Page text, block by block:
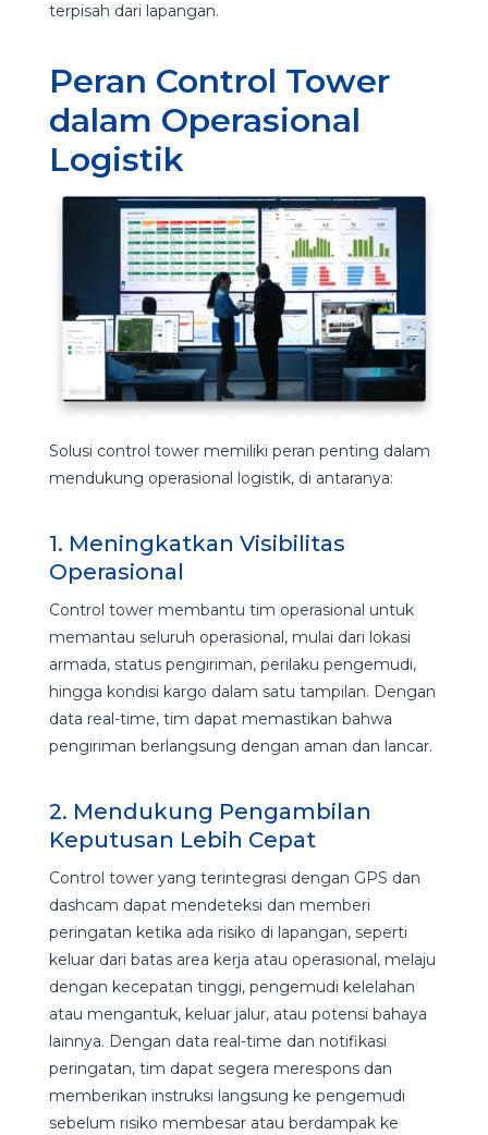
terpisah dari lapangan.
Peran Control Tower
dalam Operasional
Logistik
Solusi control tower memiliki peran penting dalam
mendukung operasional logistik, di antaranya:
1. Meningkatkan Visibilitas
Operasional
Control tower membantu tim operasional untuk
memantau seluruh operasional, mulai dari lokasi
armada, status pengiriman, perilaku pengemudi,
hingga kondisi kargo dalam satu tampilan. Dengan
data real-time, tim dapat memastikan bahwa
pengiriman berlangsung dengan aman dan lancar.
2. Mendukung Pengambilan
Keputusan Lebih Cepat
Control tower yang terintegrasi dengan GPS dan
dashcam dapat mendeteksi dan memberi
peringatan ketika ada risiko di lapangan, seperti
keluar dari batas area kerja atau operasional, melaju
dengan kecepatan tinggi, pengemudi kelelahan
atau mengantuk, keluar jalur, atau potensi bahaya
lainnya. Dengan data real-time dan notifikasi
peringatan, tim dapat segera merespons dan
memberikan instruksi langsung ke pengemudi
sebelum risiko membesar atau berdampak ke